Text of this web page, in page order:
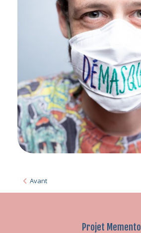
Avant
Projet Memento